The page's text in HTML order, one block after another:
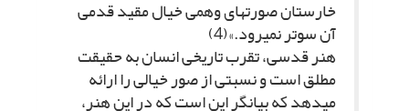
خارستان صورت‏هاى وهمى خیال مقید قدمى
آن سوتر نمى‏رود.»(4)
هنر قدسى، تقرب تاریخى انسان به حقیقت
مطلق است و نسبتى از صور خیالى را ارائه
مى‏دهد که بیانگر این است که در این هنر،